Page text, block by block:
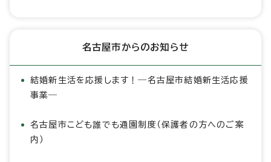
名古屋市からのお知らせ
結婚新生活を応援します！―名古屋市結婚新生活応援
事業―
名古屋市こども誰でも通園制度（保護者の方へのご案
内）